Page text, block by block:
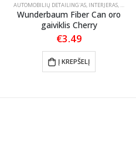
POLIRAVIMO PADAI
AUTOMOBILIŲ DETAILING'AS, INTERJERAS,
Wunderbaum Fiber Can oro
gaiviklis Cherry
€3.49
Į KREPŠELĮ